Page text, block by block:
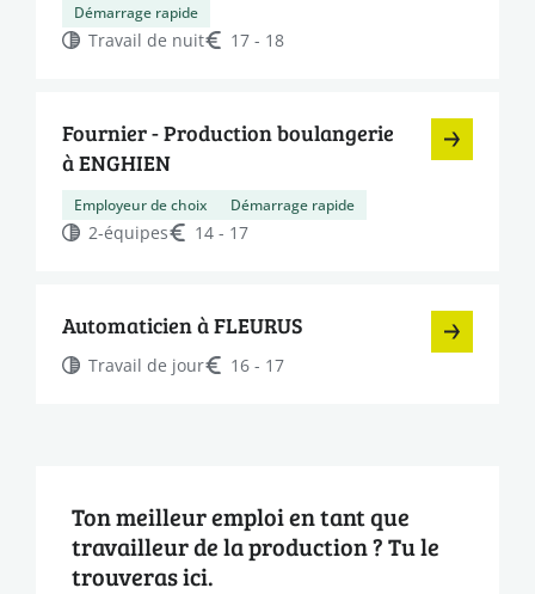
Démarrage rapide
Travail de nuit 17 - 18
Fournier - Production boulangerie
à ENGHIEN
Employeur de choix Démarrage rapide
2-équipes 14 - 17
Automaticien à FLEURUS
Travail de jour 16 - 17
Ton meilleur emploi en tant que
travailleur de la production ? Tu le
trouveras ici.